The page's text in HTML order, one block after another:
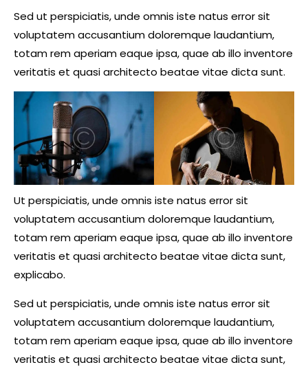
Sed ut perspiciatis, unde omnis iste natus error sit
voluptatem accusantium doloremque laudantium,
totam rem aperiam eaque ipsa, quae ab illo inventore
veritatis et quasi architecto beatae vitae dicta sunt.
Ut perspiciatis, unde omnis iste natus error sit
voluptatem accusantium doloremque laudantium,
totam rem aperiam eaque ipsa, quae ab illo inventore
veritatis et quasi architecto beatae vitae dicta sunt,
explicabo.
Sed ut perspiciatis, unde omnis iste natus error sit
voluptatem accusantium doloremque laudantium,
totam rem aperiam eaque ipsa, quae ab illo inventore
veritatis et quasi architecto beatae vitae dicta sunt,